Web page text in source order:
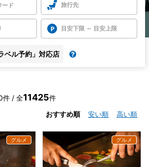
旅行先
目安下限 ～ 目安上限
ベル予約」対応店
件 / 全11425件
おすすめ順
安い順 高い順